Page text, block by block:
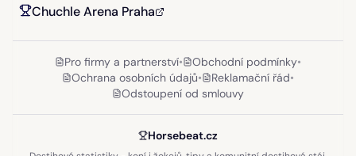
Chuchle Arena Praha
Pro firmy a partnerství• Obchodní podmínky•
Ochrana osobních údajů• Reklamační řád•
Odstoupení od smlouvy
Horsebeat.cz